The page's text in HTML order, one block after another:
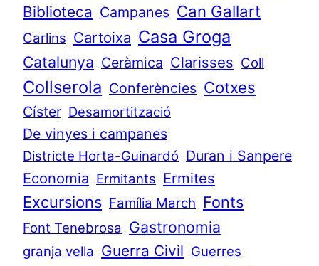
Biblioteca Campanes Can Gallart
Carlins Cartoixa Casa Groga
Catalunya Ceràmica Clarisses Coll
Collserola Conferències Cotxes
Císter Desamortització
De vinyes i campanes
Districte Horta-Guinardó Duran i Sanpere
Economia Ermitants Ermites
Excursions Família March Fonts
Font Tenebrosa Gastronomia
granja vella Guerra Civil Guerres